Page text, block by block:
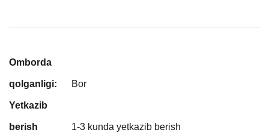
Omborda
qolganligi: Bor
Yetkazib
berish
1-3 kunda yetkazib berish